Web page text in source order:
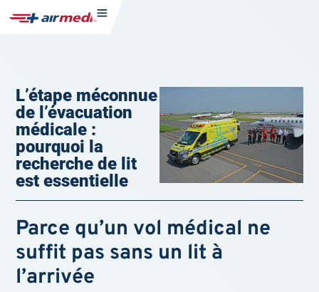
L’étape méconnue
de l’évacuation
médicale :
pourquoi la
recherche de lit
est essentielle
Parce qu’un vol médical ne
suffit pas sans un lit à
l’arrivée